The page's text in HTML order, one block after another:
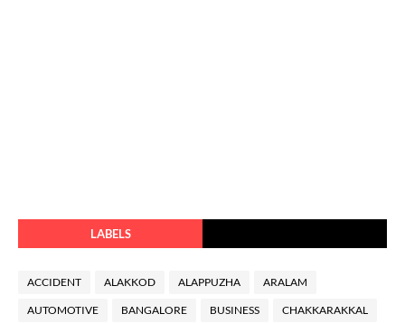
LABELS
ACCIDENT ALAKKOD ALAPPUZHA ARALAM
AUTOMOTIVE BANGALORE BUSINESS CHAKKARAKKAL